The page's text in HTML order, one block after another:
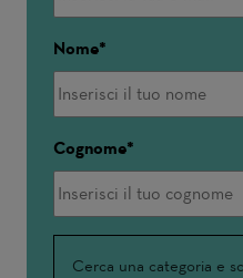
Nome
Cognome
Interessato(a)
Cerca una categoria e